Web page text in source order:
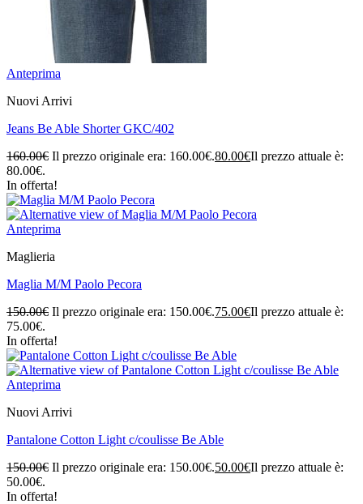
Anteprima
Nuovi Arrivi
Jeans Be Able Shorter GKC/402
160.00€ Il prezzo originale era: 160.00€.80.00€Il prezzo attuale è:
80.00€.
In offerta!
Anteprima
Maglieria
Maglia M/M Paolo Pecora
150.00€ Il prezzo originale era: 150.00€.75.00€Il prezzo attuale è:
75.00€.
In offerta!
Anteprima
Nuovi Arrivi
Pantalone Cotton Light c/coulisse Be Able
150.00€ Il prezzo originale era: 150.00€.50.00€Il prezzo attuale è:
50.00€.
In offerta!